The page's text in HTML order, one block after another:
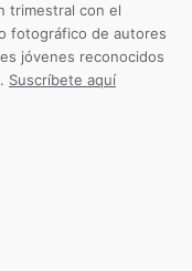
trimestral con el
fotográfico de autores
jóvenes reconocidos
Suscríbete aquí